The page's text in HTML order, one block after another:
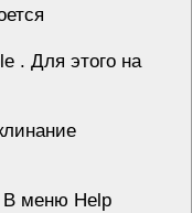
. Для этого на
В меню Help